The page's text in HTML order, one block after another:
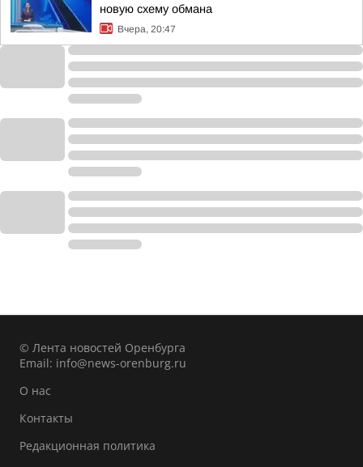
новую схему обмана
Вчера, 20:47
© Лента новостей Оренбурга
Email: info@news-orenburg.ru
О нас
Контакты
Редакционная политика